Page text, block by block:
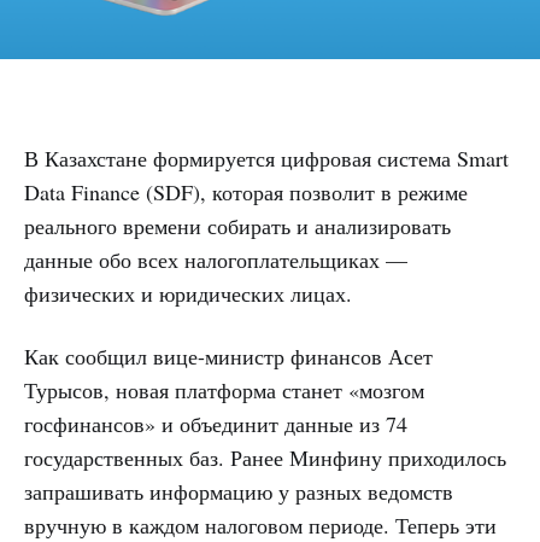
В Казахстане формируется цифровая система Smart
Data Finance (SDF), которая позволит в режиме
реального времени собирать и анализировать
данные обо всех налогоплательщиках —
физических и юридических лицах.
Как сообщил вице-министр финансов Асет
Турысов, новая платформа станет «мозгом
госфинансов» и объединит данные из 74
государственных баз. Ранее Минфину приходилось
запрашивать информацию у разных ведомств
вручную в каждом налоговом периоде. Теперь эти